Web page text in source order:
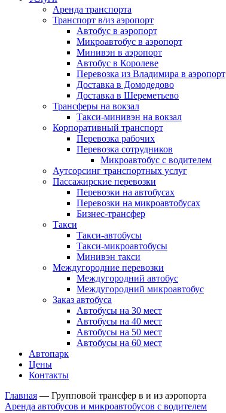
Аренда транспорта
Транспорт в/из аэропорт
Автобус в аэропорт
Микроавтобус в аэропорт
Минивэн в аэропорт
Автобус в Королеве
Перевозка из Владимира в аэропорт
Доставка в Домодедово
Доставка в Шереметьево
Трансферы на вокзал
Такси-минивэн на вокзал
Корпоративный транспорт
Перевозка рабочих
Перевозка сотрудников
Микроавтобус с водителем
Аутсорсинг транспортных услуг
Пассажирские перевозки
Перевозки на автобусах
Перевозки на микроавтобусах
Бизнес-трансфер
Такси
Такси-автобусы
Такси-микроавтобусы
Минивэн такси
Междугородние перевозки
Междугородний автобус
Междугородний микроавтобус
Заказ автобуса
Автобусы на 30 мест
Автобусы на 40 мест
Автобусы на 50 мест
Автобусы на 60 мест
Автопарк
Цены
Контакты
Главная — Групповой трансфер в и из аэропорта
Аренда автобусов и микроавтобусов с водителем